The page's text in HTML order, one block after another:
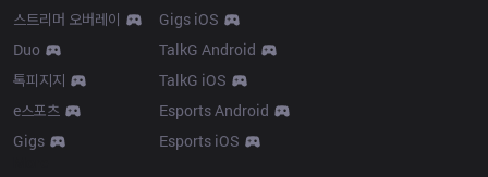
스트리머 오버레이
Duo
톡피지지
e스포츠
Gigs
Gigs iOS
TalkG Android
TalkG iOS
Esports Android
Esports iOS